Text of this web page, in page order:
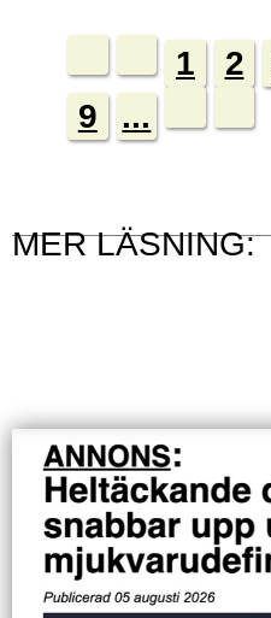
1 2
9
...